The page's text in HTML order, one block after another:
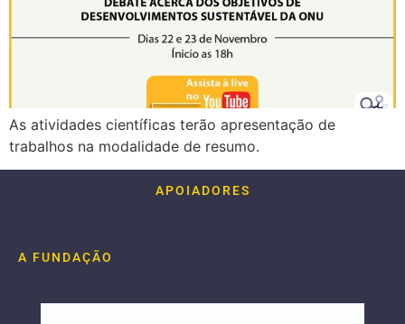
As atividades científicas terão apresentação de
trabalhos na modalidade de resumo.
APOIADORES
A FUNDAÇÃO